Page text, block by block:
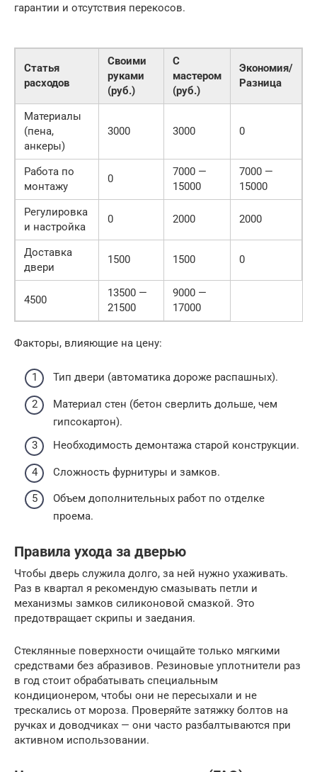
гарантии и отсутствия перекосов.
Статья
расходов
Своими
руками
(руб.)
С
мастером
(руб.)
Экономия/
Разница
Материалы
(пена,
анкеры)
3000 3000 0
Работа по
монтажу
0
7000 —
15000
7000 —
15000
Регулировка
и настройка
0 2000 2000
Доставка
двери
1500 1500 0
4500
13500 —
21500
9000 —
17000
Факторы, влияющие на цену:
Тип двери (автоматика дороже распашных).
Материал стен (бетон сверлить дольше, чем
гипсокартон).
Необходимость демонтажа старой конструкции.
Сложность фурнитуры и замков.
Объем дополнительных работ по отделке
проема.
Правила ухода за дверью
Чтобы дверь служила долго, за ней нужно ухаживать.
Раз в квартал я рекомендую смазывать петли и
механизмы замков силиконовой смазкой. Это
предотвращает скрипы и заедания.
Стеклянные поверхности очищайте только мягкими
средствами без абразивов. Резиновые уплотнители раз
в год стоит обрабатывать специальным
кондиционером, чтобы они не пересыхали и не
трескались от мороза. Проверяйте затяжку болтов на
ручках и доводчиках — они часто разбалтываются при
активном использовании.